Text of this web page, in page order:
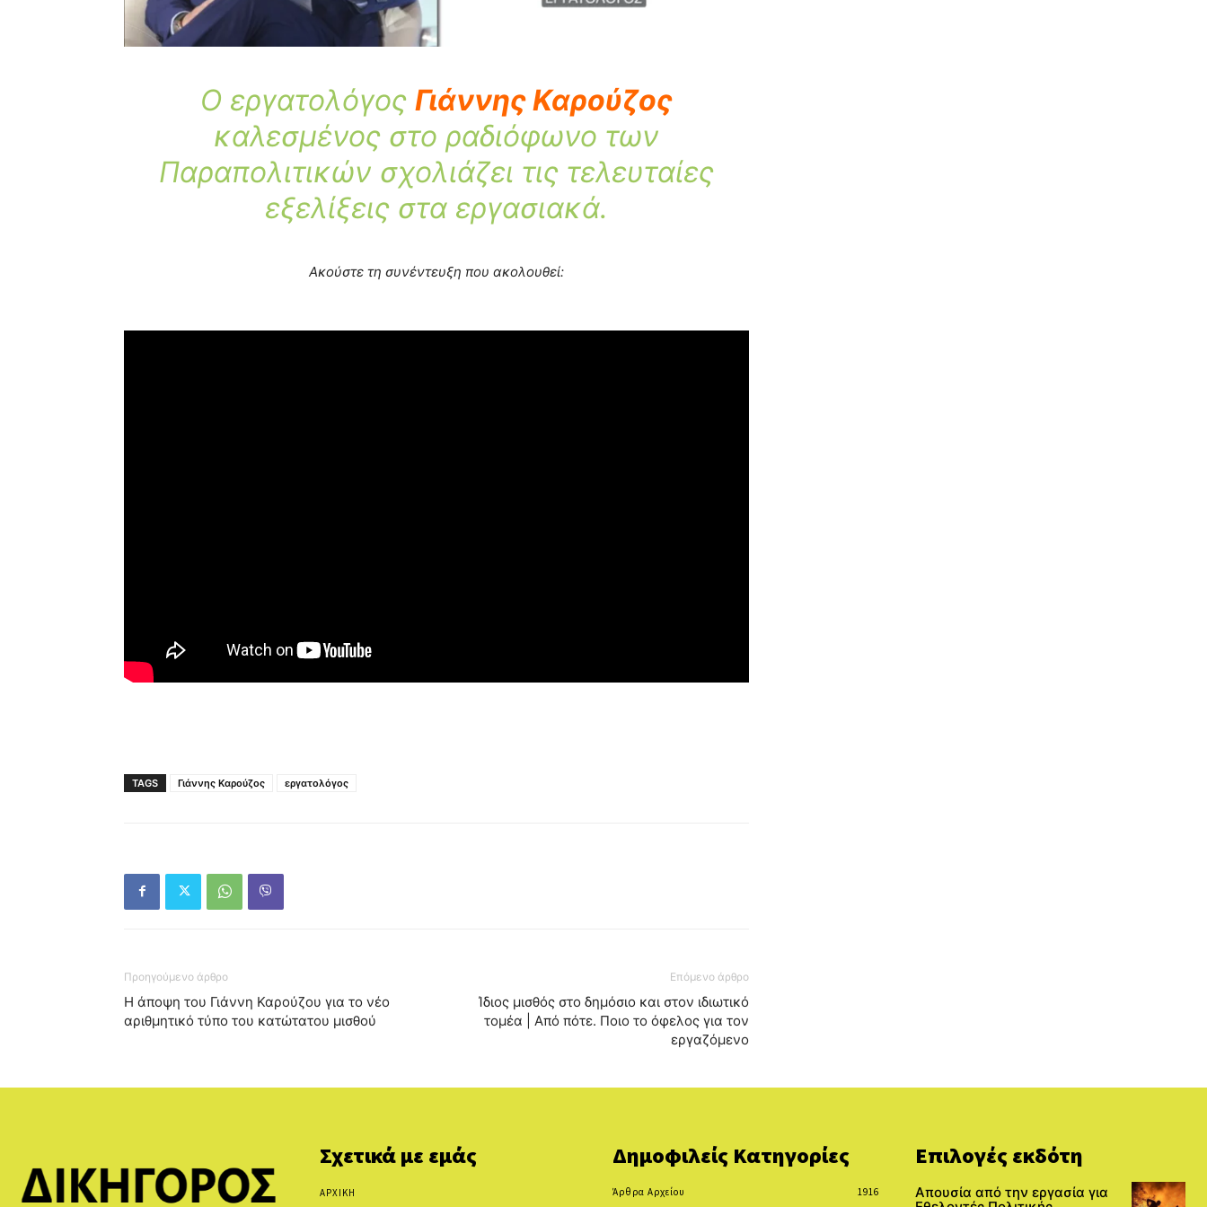
Ο εργατολόγος Γιάννης Καρούζος
καλεσμένος στο ραδιόφωνο των
Παραπολιτικών σχολιάζει τις τελευταίες
εξελίξεις στα εργασιακά.
Ακούστε τη συνέντευξη που ακολουθεί:
TAGS Γιάννης Καρούζος εργατολόγος
Προηγούμενο άρθρο
Η άποψη του Γιάννη Καρούζου για το νέο
αριθμητικό τύπο του κατώτατου μισθού
Επόμενο άρθρο
Ίδιος μισθός στο δημόσιο και στον ιδιωτικό
τομέα | Από πότε. Ποιο το όφελος για τον
εργαζόμενο
Σχετικά με εμάς
ΑΡΧΙΚΗ
Δημοφιλείς Κατηγορίες
Άρθρα Αρχείου
1916
Επιλογές εκδότη
Απουσία από την εργασία για